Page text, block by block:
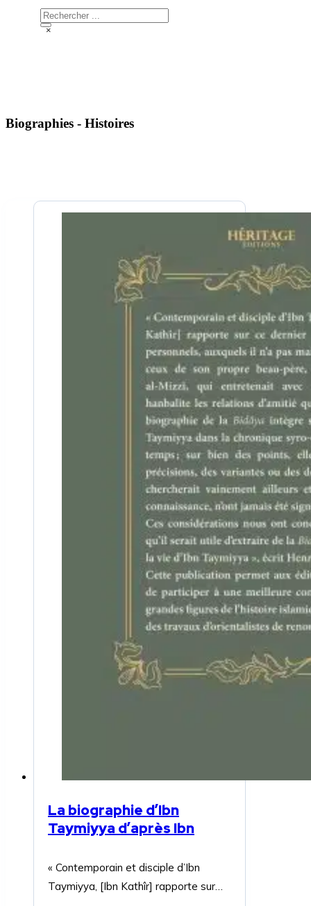
Rechercher
×
Biographies - Histoires
La biographie d’Ibn
Taymiyya d’après Ibn
« Contemporain et disciple d’Ibn
Taymiyya, [Ibn Kathîr] rapporte sur…